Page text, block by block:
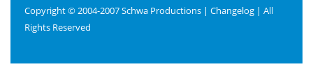
Copyright © 2004-2007 Schwa Productions | Changelog | All
Rights Reserved